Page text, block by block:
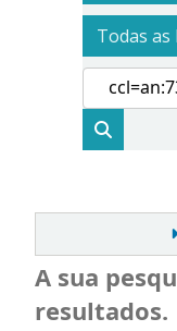
A sua
resultados.